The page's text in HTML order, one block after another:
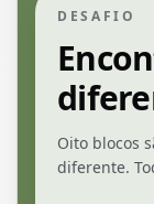
DESAFIO
Oito blocos
diferente.